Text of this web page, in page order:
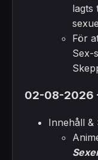
lagts
För
Sex-
02-08-2026
Innehåll &